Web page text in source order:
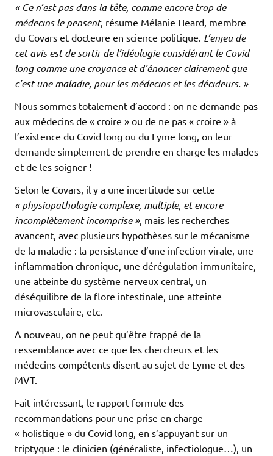
« Ce n’est pas dans la tête, comme encore trop de
médecins le pensent, résume Mélanie Heard, membre
du Covars et docteure en science politique. L’enjeu de
cet avis est de sortir de l’idéologie considérant le Covid
long comme une croyance et d’énoncer clairement que
c’est une maladie, pour les médecins et les décideurs. »
Nous sommes totalement d’accord : on ne demande pas
aux médecins de « croire » ou de ne pas « croire » à
l’existence du Covid long ou du Lyme long, on leur
demande simplement de prendre en charge les malades
et de les soigner !
Selon le Covars, il y a une incertitude sur cette
« physiopathologie complexe, multiple, et encore
incomplètement incomprise », mais les recherches
avancent, avec plusieurs hypothèses sur le mécanisme
de la maladie : la persistance d’une infection virale, une
inflammation chronique, une dérégulation immunitaire,
une atteinte du système nerveux central, un
déséquilibre de la flore intestinale, une atteinte
microvasculaire, etc.
A nouveau, on ne peut qu’être frappé de la
ressemblance avec ce que les chercheurs et les
médecins compétents disent au sujet de Lyme et des
MVT.
Fait intéressant, le rapport formule des
recommandations pour une prise en charge
« holistique » du Covid long, en s’appuyant sur un
triptyque : le clinicien (généraliste, infectiologue…), un